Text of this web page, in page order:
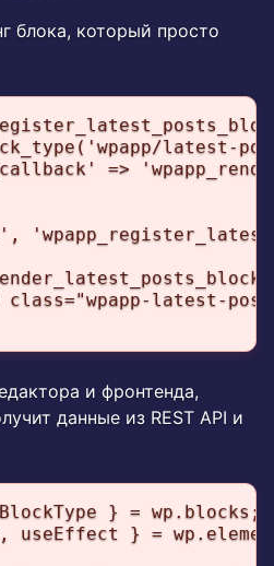
блока, который просто
latest-
=>
class="wpapp-latest-
и фронтенда,
данные из REST API и
} = wp.blocks;
useEffect } =